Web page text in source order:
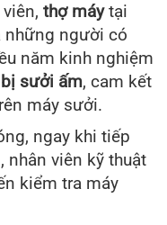
thợ máytại
những người có
năm kinh nghiệm
sưởi ấm, cam kết
máy sưởi.
ngay khi tiếp
nhân viên kỹ thuật
kiểm tra máy